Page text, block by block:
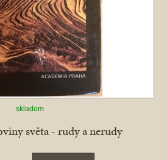
skladom
světa - rudy a nerudy